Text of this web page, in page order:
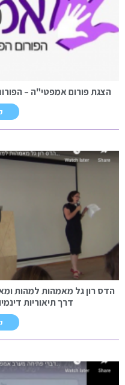
הצגת פורום אמפטי"ה –
הדס רון גל מאמהות למהות
דרך תיאוריות